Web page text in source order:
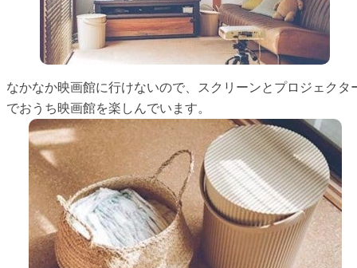
なかなか映画館に行けないので、スクリーンとプロジェクタ
でおうち映画館を楽しんでいます。